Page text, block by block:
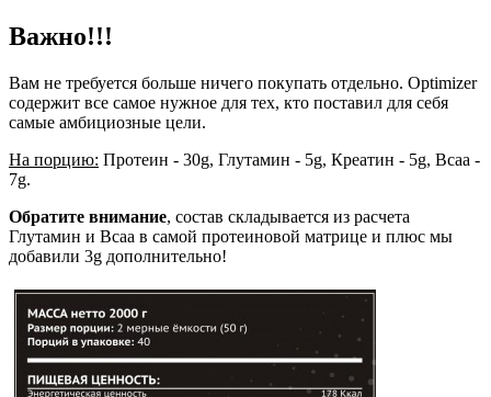
Важно!!!
Вам не требуется больше ничего покупать отдельно. Optimizer
содержит все самое нужное для тех, кто поставил для себя
самые амбициозные цели.
На порцию: Протеин - 30g, Глутамин - 5g, Креатин - 5g, Bcaa -
7g.
Обратите внимание, состав складывается из расчета
Глутамин и Bcaa в самой протеиновой матрице и плюс мы
добавили 3g дополнительно!